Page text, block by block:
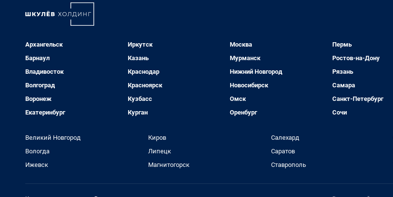
Архангельск
Барнаул
Владивосток
Волгоград
Воронеж
Екатеринбург
Иркутск
Казань
Краснодар
Красноярск
Кузбасс
Курган
Москва
Мурманск
Нижний Новгород
Новосибирск
Омск
Оренбург
Пермь
Ростов-на-Дону
Рязань
Самара
Санкт-Петербург
Сочи
Великий Новгород
Вологда
Ижевск
Киров
Липецк
Магнитогорск
Салехард
Саратов
Ставрополь